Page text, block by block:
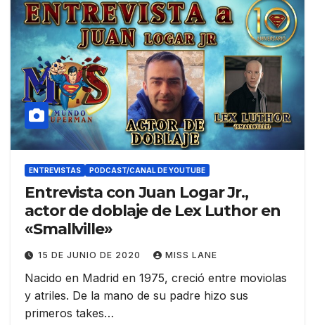
ENTREVISTAS PODCAST/CANAL DE YOUTUBE
Entrevista con Juan Logar Jr.,
actor de doblaje de Lex Luthor en
«Smallville»
15 DE JUNIO DE 2020 MISS LANE
Nacido en Madrid en 1975, creció entre moviolas
y atriles. De la mano de su padre hizo sus
primeros takes…